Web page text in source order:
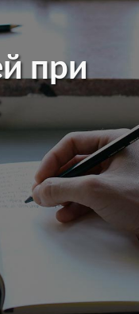
при